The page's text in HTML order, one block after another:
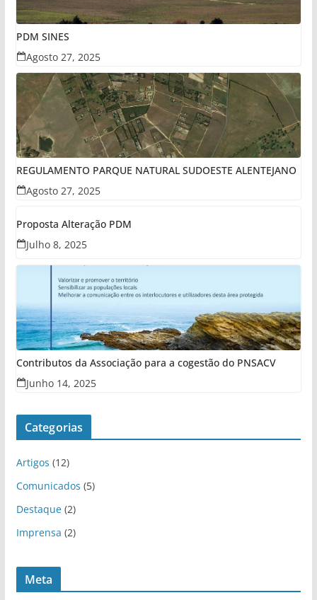
PDM SINES
Agosto 27, 2025
REGULAMENTO PARQUE NATURAL SUDOESTE ALENTEJANO
Agosto 27, 2025
Proposta Alteração PDM
Julho 8, 2025
Contributos da Associação para a cogestão do PNSACV
Junho 14, 2025
Categorias
Artigos (12)
Comunicados (5)
Destaque(2)
Imprensa (2)
Meta